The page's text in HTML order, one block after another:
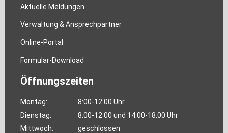
Aktuelle Meldungen
Verwaltung & Ansprechpartner
Online-Portal
Formular-Download
Öffnungszeiten
Montag:
8:00-12:00 Uhr
Dienstag:
8:00-12:00 und 14:00-18:00 Uhr
Mittwoch:
geschlossen